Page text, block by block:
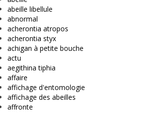
abeille libellule
abnormal
acherontia atropos
acherontia styx
achigan à petite bouche
actu
aegithina tiphia
affaire
affichage d'entomologie
affichage des abeilles
affronte